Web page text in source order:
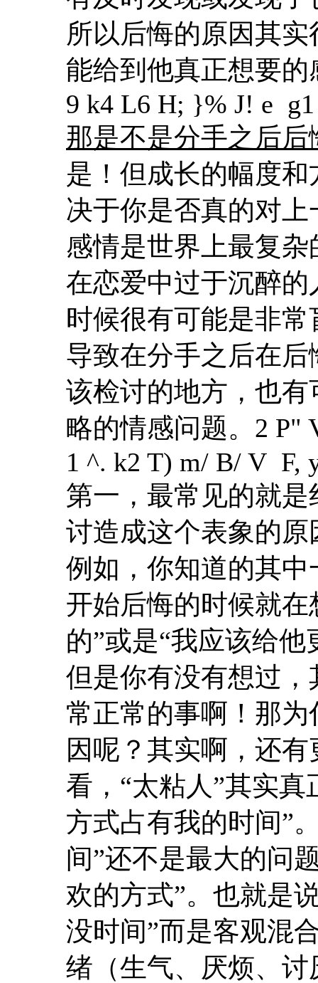
所以后悔的原因其
能给到他真正想要
9 k4 L6 H; }% J! e
那是不是分手之后
是！但成长的幅度
决于你是否真的对
感情是世界上最复
在恋爱中过于沉醉
时候很有可能是非
导致在分手之后在
该检讨的地方，也
略的情感问题。 2 P"
1 ^. k2 T) m/ B/ V F,
第一，最常见的就
讨造成这个表象的原
例如，你知道的其中
开始后悔的时候就
的”或是“我应该给他
但是你有没有想过
常正常的事啊！那
因呢？其实啊，还
看，“太粘人”其实
方式占有我的时间”
间”还不是最大的问
欢的方式”。也就是
没时间”而是客观混
绪（生气、厌烦、讨